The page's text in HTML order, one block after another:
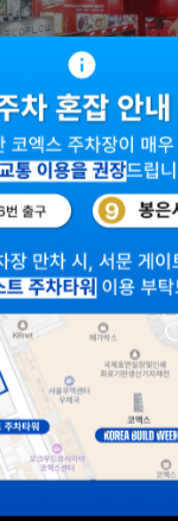
어 산업의 최신 기술과
레이션